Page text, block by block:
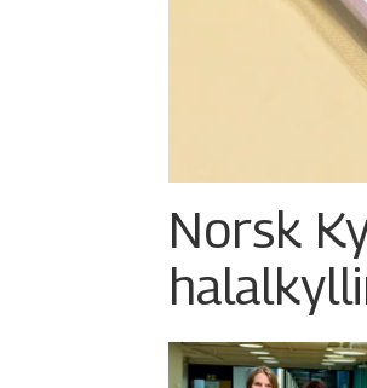
Norsk